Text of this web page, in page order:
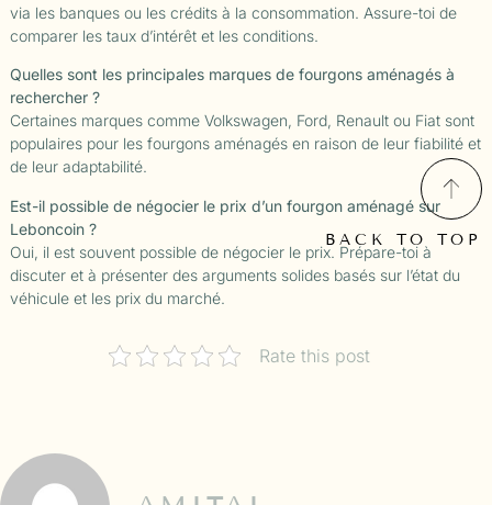
via les banques ou les crédits à la consommation. Assure-toi de
comparer les taux d’intérêt et les conditions.
Quelles sont les principales marques de fourgons aménagés à
rechercher ?
Certaines marques comme Volkswagen, Ford, Renault ou Fiat sont
populaires pour les fourgons aménagés en raison de leur fiabilité et
de leur adaptabilité.
Est-il possible de négocier le prix d’un fourgon aménagé sur
Leboncoin ?
Oui, il est souvent possible de négocier le prix. Prépare-toi à
discuter et à présenter des arguments solides basés sur l’état du
véhicule et les prix du marché.
Rate this post
BACK TO TOP